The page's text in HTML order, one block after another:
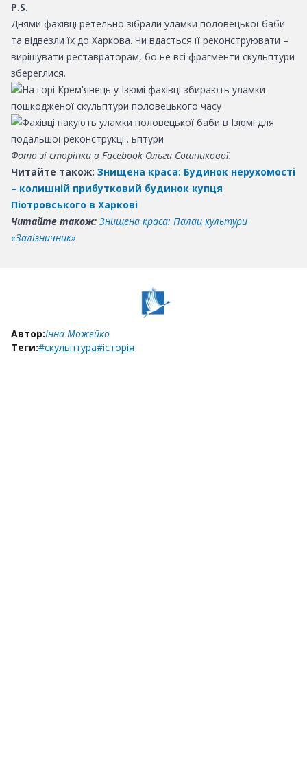
Р.S.
Днями фахівці ретельно зібрали уламки половецької баби
та відвезли їх до Харкова. Чи вдасться її реконструювати –
вирішувати реставраторам, бо не всі фрагменти скульптури
збереглися.
Фото зі сторінки в Facebook Ольги Сошникової.
Читайте також: Знищена краса: Будинок нерухомості
– колишній прибутковий будинок купця
Піотровського в Харкові
Читайте також: Знищена краса: Палац культури
«Залізничник»
Автор:Інна Можейко
Теги:#скульптура#історія